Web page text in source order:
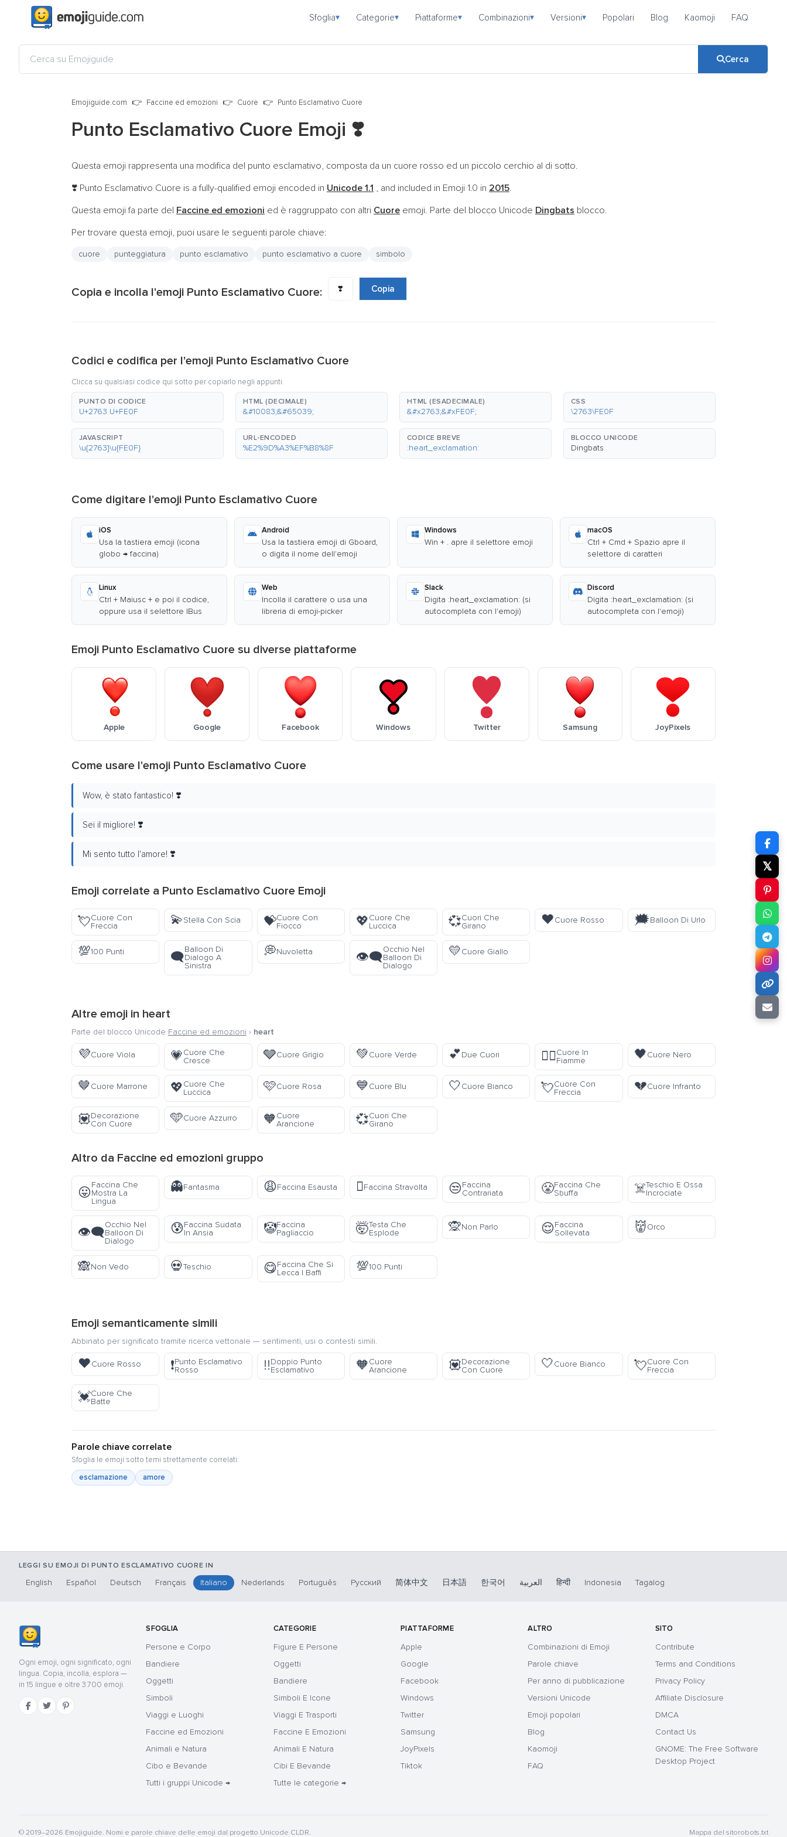
Sfoglia▾ Categorie▾ Piattaforme▾ Combinazioni▾ Versioni▾ Popolari Blog Kaomoji FAQ
Cerca
Emojiguide.com Faccine ed emozioni Cuore Punto Esclamativo Cuore
Punto Esclamativo Cuore Emoji ❣️
Questa emoji rappresenta una modifica del punto esclamativo, composta da un cuore rosso ed un piccolo cerchio al di sotto.
❣️ Punto Esclamativo Cuore is a fully-qualified emoji encoded in Unicode 1.1 , and included in Emoji 1.0 in 2015.
Questa emoji fa parte del Faccine ed emozioni ed è raggruppato con altri Cuore emoji. Parte del blocco Unicode Dingbats blocco.
Per trovare questa emoji, puoi usare le seguenti parole chiave:
cuore punteggiatura punto esclamativo punto esclamativo a cuore simbolo
Copia e incolla l'emoji Punto Esclamativo Cuore: ❣️ Copia
Codici e codifica per l'emoji Punto Esclamativo Cuore
Clicca su qualsiasi codice qui sotto per copiarlo negli appunti.
PUNTO DI CODICE
U+2763 U+FE0F
HTML (DECIMALE)
&#10083;&#65039;
HTML (ESADECIMALE)
&#x2763;&#xFE0F;
CSS
\2763\FE0F
JAVASCRIPT
\u{2763}\u{FE0F}
URL-ENCODED
%E2%9D%A3%EF%B8%8F
CODICE BREVE
:heart_exclamation:
BLOCCO UNICODE
Dingbats
Come digitare l'emoji Punto Esclamativo Cuore
iOS
Usa la tastiera emoji (icona
globo → faccina)
Android
Usa la tastiera emoji di Gboard,
o digita il nome dell'emoji
Windows
Win + . apre il selettore emoji
macOS
Ctrl + Cmd + Spazio apre il
selettore di caratteri
Linux
Ctrl + Maiusc + e poi il codice,
oppure usa il selettore IBus
Web
Incolla il carattere o usa una
libreria di emoji-picker
Slack
Digita :heart_exclamation: (si
autocompleta con l'emoji)
Discord
Digita :heart_exclamation: (si
autocompleta con l'emoji)
Emoji Punto Esclamativo Cuore su diverse piattaforme
Apple Google Facebook Windows Twitter Samsung JoyPixels
Come usare l'emoji Punto Esclamativo Cuore
Wow, è stato fantastico! ❣️
Sei il migliore! ❣️
Mi sento tutto l'amore! ❣️
Emoji correlate a Punto Esclamativo Cuore Emoji
💘Cuore Con
Freccia
💫Stella Con Scia 💝Cuore Con
Fiocco
💖Cuore Che
Luccica
💞Cuori Che
Girano
❤️Cuore Rosso 🗯️Balloon Di Urlo
💯100 Punti 🗨️
Balloon Di
Dialogo A
Sinistra
💭Nuvoletta 👁️‍🗨️
Occhio Nel
Balloon Di
Dialogo
💛Cuore Giallo
Altre emoji in heart
Parte del blocco Unicode Faccine ed emozioni › heart
💜Cuore Viola 💗Cuore Che
Cresce
🩶Cuore Grigio 💚Cuore Verde 💕Due Cuori ❤️‍🔥Cuore In
Fiamme
🖤Cuore Nero
🤎Cuore Marrone 💖Cuore Che
Luccica
🩷Cuore Rosa 💙Cuore Blu 🤍Cuore Bianco 💘Cuore Con
Freccia
💔Cuore Infranto
💟Decorazione
Con Cuore
🩵Cuore Azzurro 🧡Cuore
Arancione
💞Cuori Che
Girano
Altro da Faccine ed emozioni gruppo
😛
Faccina Che
Mostra La
Lingua
👻Fantasma 😩Faccina Esausta 🫪Faccina Stravolta 😒Faccina
Contrariata
😤Faccina Che
Sbuffa
☠️Teschio E Ossa
Incrociate
👁️‍🗨️
Occhio Nel
Balloon Di
Dialogo
😰Faccina Sudata
In Ansia
🤡Faccina
Pagliaccio
🤯Testa Che
Esplode
🙊Non Parlo 😌Faccina
Sollevata
👹Orco
🙈Non Vedo 💀Teschio 😋Faccina Che Si
Lecca I Baffi
💯100 Punti
Emoji semanticamente simili
Abbinato per significato tramite ricerca vettoriale — sentimenti, usi o contesti simili.
❤️Cuore Rosso ❗Punto Esclamativo
Rosso
‼️Doppio Punto
Esclamativo
🧡Cuore
Arancione
💟Decorazione
Con Cuore
🤍Cuore Bianco 💘Cuore Con
Freccia
💓Cuore Che
Batte
Parole chiave correlate
Sfoglia le emoji sotto temi strettamente correlati:
esclamazione
amore
𝕏
LEGGI SU EMOJI DI PUNTO ESCLAMATIVO CUORE IN
English Español Deutsch Français Italiano Nederlands Português Русский 简体中文 日本語 한국어 العربية हिन्दी Indonesia Tagalog
Ogni emoji, ogni significato, ogni
lingua. Copia, incolla, esplora —
in 15 lingue e oltre 3.700 emoji.
SFOGLIA
Persone e Corpo
Bandiere
Oggetti
Simboli
Viaggi e Luoghi
Faccine ed Emozioni
Animali e Natura
Cibo e Bevande
Tutti i gruppi Unicode →
CATEGORIE
Figure E Persone
Oggetti
Bandiere
Simboli E Icone
Viaggi E Trasporti
Faccine E Emozioni
Animali E Natura
Cibi E Bevande
Tutte le categorie →
PIATTAFORME
Apple
Google
Facebook
Windows
Twitter
Samsung
JoyPixels
Tiktok
ALTRO
Combinazioni di Emoji
Parole chiave
Per anno di pubblicazione
Versioni Unicode
Emoji popolari
Blog
Kaomoji
FAQ
SITO
Contribute
Terms and Conditions
Privacy Policy
Affiliate Disclosure
DMCA
Contact Us
GNOME: The Free Software
Desktop Project
© 2019–2026 Emojiguide. Nomi e parole chiave delle emoji dal progetto Unicode CLDR. Mappa del sitorobots.txt